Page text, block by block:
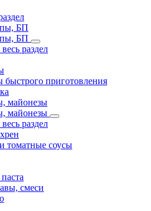
БП
БП
раздел
быстрого приготовления
майонезы
майонезы
раздел
томатные соусы
смеси